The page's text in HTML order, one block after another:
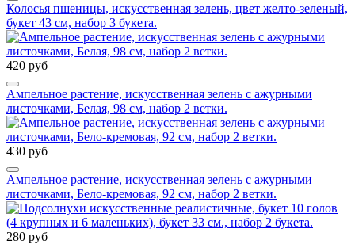
Колосья пшеницы, искусственная зелень, цвет желто-зеленый,
букет 43 см, набор 3 букета.
420 руб
Ампельное растение, искусственная зелень с ажурными
листочками, Белая, 98 см, набор 2 ветки.
430 руб
Ампельное растение, искусственная зелень с ажурными
листочками, Бело-кремовая, 92 см, набор 2 ветки.
280 руб